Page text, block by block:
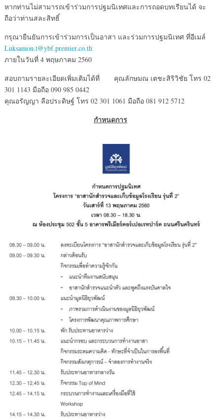
หากท่านไม่สามารถเข้าร่วมการปฐมนิเทศและการถอดบทเรียนได้ จะ
ถือว่าท่านสละสิทธิ์
กรุณายืนยันการเข้าร่วมการเป็นอาสา และร่วมการปฐมนิเทศ ที่อีเมล์
Luksamon.t@ybf.premier.co.th
ภายในวันที่ 4 พฤษภาคม 2560
สอบถามรายละเอียดเพิ่มเติมได้ที่ คุณลักษมณ เตชะสิริวิชัย โทร 02
301 1143 มือถือ 090 985 0442
คุณอรัญญา ลือประดิษฐ์ โทร 02 301 1061 มือถือ 081 912 5712
กำหนดการ